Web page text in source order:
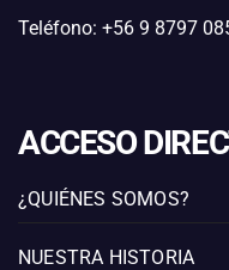
Teléfono: +56 9 8797
ACCESO
¿QUIÉNES SOMOS?
NUESTRA HISTORIA